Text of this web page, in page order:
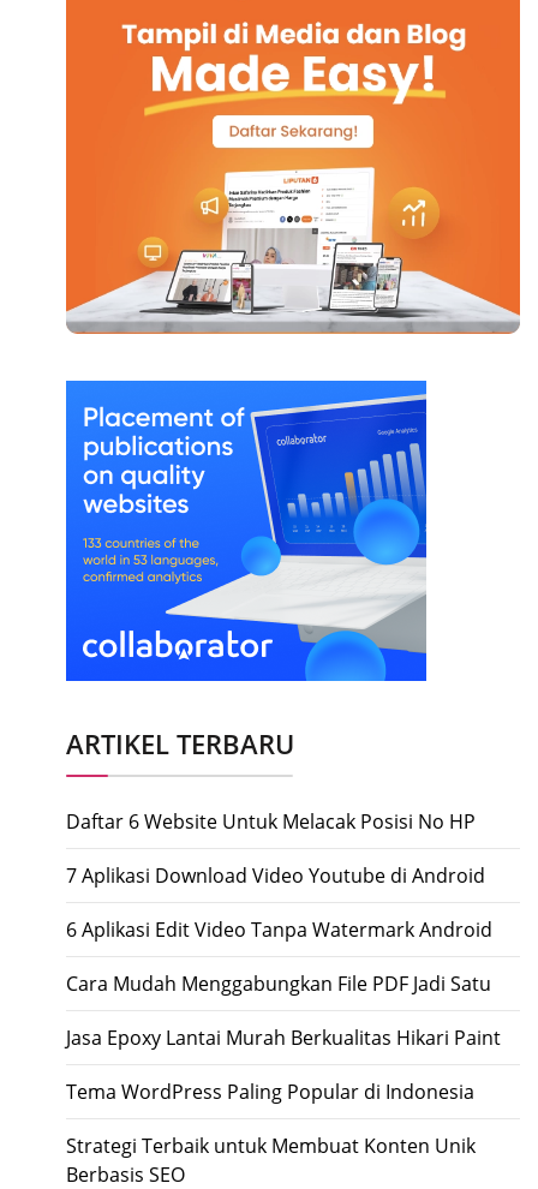
ARTIKEL TERBARU
Daftar 6 Website Untuk Melacak Posisi No HP
7 Aplikasi Download Video Youtube di Android
6 Aplikasi Edit Video Tanpa Watermark Android
Cara Mudah Menggabungkan File PDF Jadi Satu
Jasa Epoxy Lantai Murah Berkualitas Hikari Paint
Tema WordPress Paling Popular di Indonesia
Strategi Terbaik untuk Membuat Konten Unik
Berbasis SEO